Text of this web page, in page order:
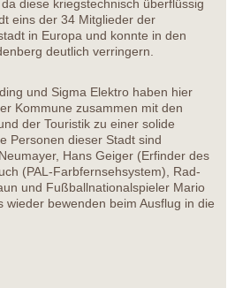
diese kriegstechnisch überflüssig
eins der 34 Mitglieder der
in Europa und konnte in den
deutlich verringern.
und Sigma Elektro haben hier
Kommune zusammen mit den
der Touristik zu einer solide
Personen dieser Stadt sind
Hans Geiger (Erfinder des
(PAL-Farbfernsehsystem), Rad-
und Fußballnationalspieler Mario
wieder bewenden beim Ausflug in die